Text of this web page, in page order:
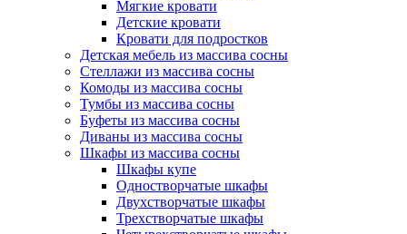
Мягкие кровати
Детские кровати
Кровати для подростков
Детская мебель из массива сосны
Стеллажи из массива сосны
Комоды из массива сосны
Тумбы из массива сосны
Буфеты из массива сосны
Диваны из массива сосны
Шкафы из массива сосны
Шкафы купе
Одностворчатые шкафы
Двухстворчатые шкафы
Трехстворчатые шкафы